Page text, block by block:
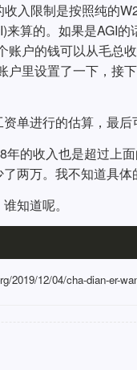
入限制是按照纯的
来算的。如果是AGI
账户的钱可以从毛总
户里设置了一下，接
单进行的估算，最后
年的收入也是超过上
两万。我不知道具体
知道呢。
2019/12/04/cha-dian-er-